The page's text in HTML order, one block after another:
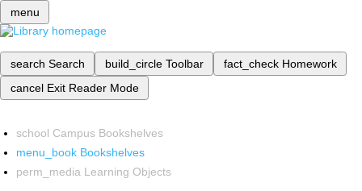
menu
search Search build_circle Toolbar fact_check Homework
cancel Exit Reader Mode
school Campus Bookshelves
menu_book Bookshelves
perm_media Learning Objects